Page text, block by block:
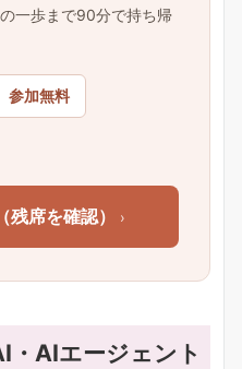
一歩まで90分で持ち帰
参加無料
残席を確認） ›
・AIエージェント